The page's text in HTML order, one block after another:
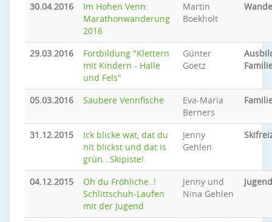
30.04.2016
Im Hohen Venn:
Marathonwanderung
2016
Martin
Boekholt
29.03.2016
Fortbildung "Klettern
mit Kindern - Halle
und Fels"
Günter
Goetz
05.03.2016 Saubere Vennfische
Eva-Maria
Berners
31.12.2015
Ick blicke wat, dat du
nit blickst und dat is
grün...Skipiste!
Jenny
Gehlen
04.12.2015
Oh du Fröhliche..!
Schlittschuh-Laufen
mit der Jugend
Jenny und
Nina Gehlen